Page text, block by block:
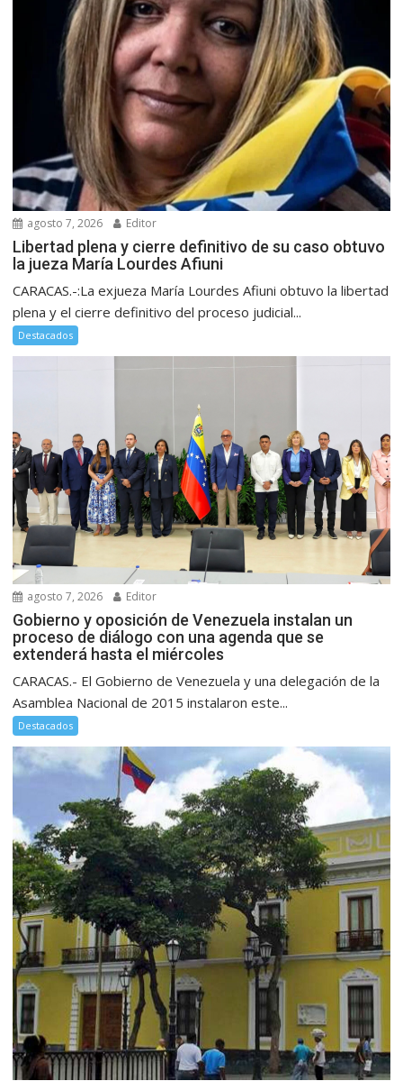
agosto 7, 2026 Editor
Libertad plena y cierre definitivo de su caso obtuvo
la jueza María Lourdes Afiuni
CARACAS.-:La exjueza María Lourdes Afiuni obtuvo la libertad
plena y el cierre definitivo del proceso judicial...
Destacados
agosto 7, 2026 Editor
Gobierno y oposición de Venezuela instalan un
proceso de diálogo con una agenda que se
extenderá hasta el miércoles
CARACAS.- El Gobierno de Venezuela y una delegación de la
Asamblea Nacional de 2015 instalaron este...
Destacados